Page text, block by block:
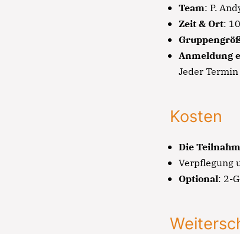
Team: P.
Zeit & Ort:
Anmeldung
Jeder
Kosten
Die
Verpflegung
Optional: 2-